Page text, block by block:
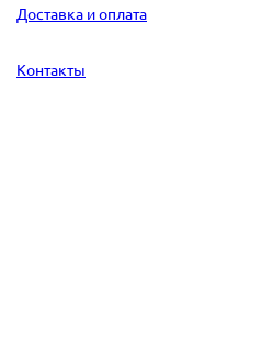
Доставка и оплата
Контакты